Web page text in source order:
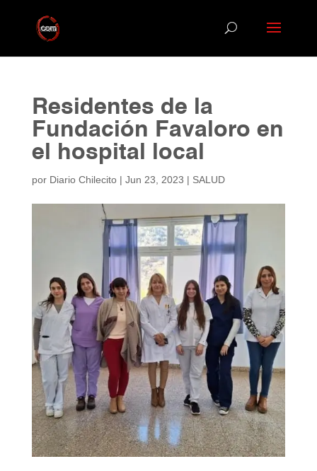
Residentes de la
Fundación Favaloro en
el hospital local
por Diario Chilecito| Jun 23, 2023 | SALUD